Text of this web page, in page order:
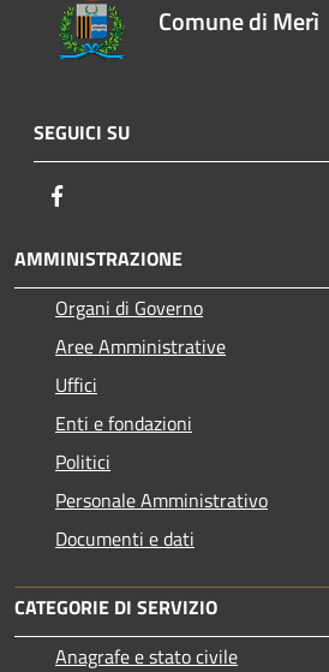
Comune di Merì
SEGUICI SU
AMMINISTRAZIONE
Organi di Governo
Aree Amministrative
Uffici
Enti e fondazioni
Politici
Personale Amministrativo
Documenti e dati
CATEGORIE DI SERVIZIO
Anagrafe e stato civile